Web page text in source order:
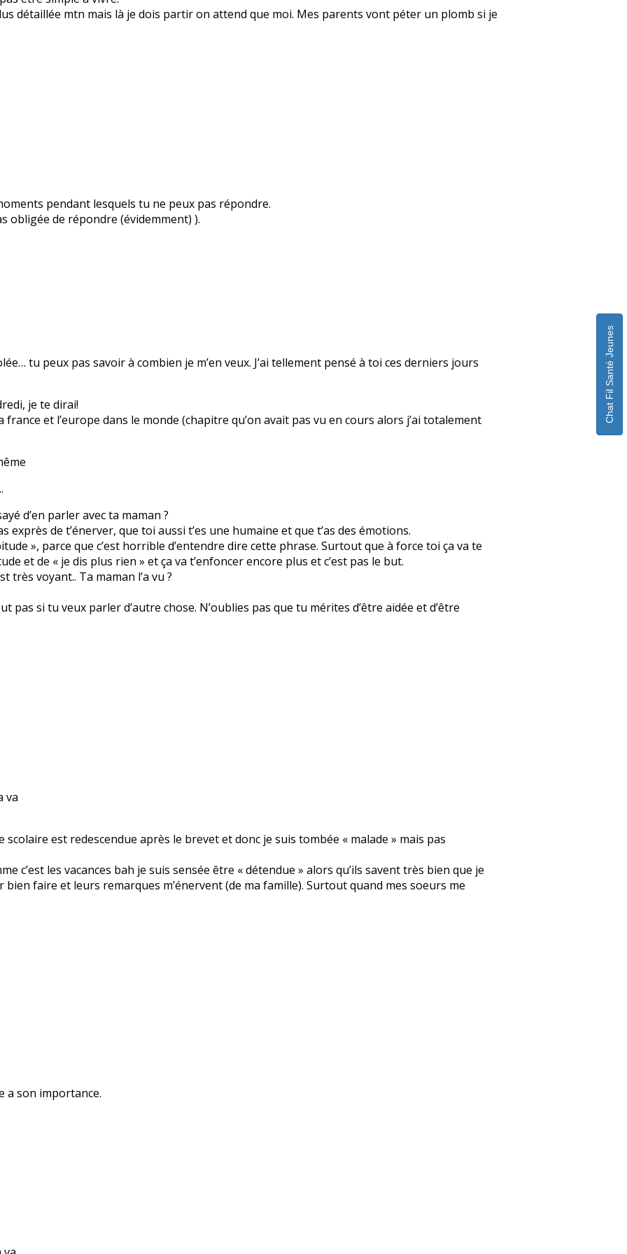
détaillée mtn mais là je dois partir on attend que moi. Mes parents vont péter un plomb si je
pendant lesquels tu ne peux pas répondre.
obligée de répondre (évidemment) ).
tu peux pas savoir à combien je m’en veux. J’ai tellement pensé à toi ces derniers jours
je te dirai!
et l’europe dans le monde (chapitre qu’on avait pas vu en cours alors j’ai totalement
d’en parler avec ta maman ?
de t’énerver, que toi aussi t’es une humaine et que t’as des émotions.
», parce que c’est horrible d’entendre dire cette phrase. Surtout que à force toi ça va te
et de « je dis plus rien » et ça va t’enfoncer encore plus et c’est pas le but.
très voyant.. Ta maman l’a vu ?
pas si tu veux parler d’autre chose. N’oublies pas que tu mérites d’être aidée et d’être
va
est redescendue après le brevet et donc je suis tombée « malade » mais pas
c’est les vacances bah je suis sensée être « détendue » alors qu’ils savent très bien que je
faire et leurs remarques m’énervent (de ma famille). Surtout quand mes soeurs me
a son importance.
Chat Fil Santé Jeunes